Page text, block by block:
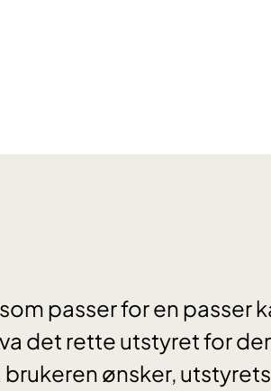
passer for en passer
det rette utstyret for
ønsker, utstyrets